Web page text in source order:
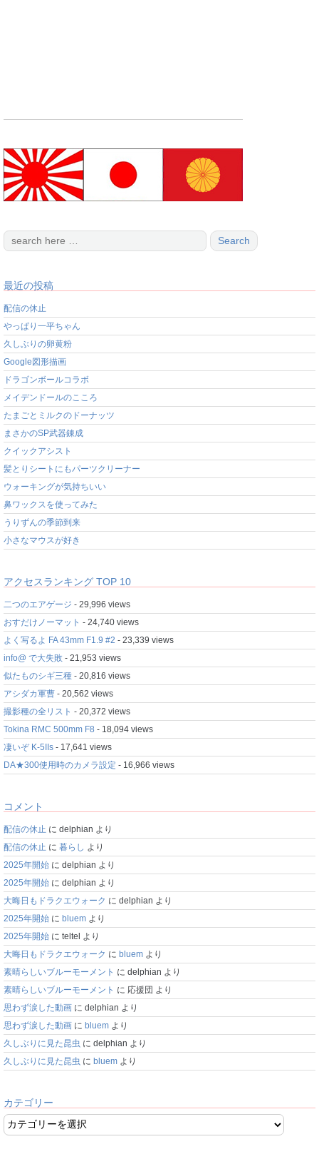
最近の投稿
配信の休止
やっぱり一平ちゃん
久しぶりの卵黄粉
Google図形描画
ドラゴンボールコラボ
メイデンドールのこころ
たまごとミルクのドーナッツ
まさかのSP武器錬成
クイックアシスト
髪とりシートにもパーツクリーナー
ウォーキングが気持ちいい
鼻ワックスを使ってみた
うりずんの季節到来
小さなマウスが好き
アクセスランキング TOP 10
二つのエアゲージ - 29,996 views
おすだけノーマット - 24,740 views
よく写るよ FA 43mm F1.9 #2 - 23,339 views
info@ で大失敗 - 21,953 views
似たものシギ三種 - 20,816 views
アシダカ軍曹 - 20,562 views
撮影種の全リスト - 20,372 views
Tokina RMC 500mm F8 - 18,094 views
凄いぞ K-5IIs - 17,641 views
DA★300使用時のカメラ設定 - 16,966 views
コメント
配信の休止 に delphian より
配信の休止 に 暮らし より
2025年開始 に delphian より
2025年開始 に delphian より
大晦日もドラクエウォーク に delphian より
2025年開始 に bluem より
2025年開始 に teltel より
大晦日もドラクエウォーク に bluem より
素晴らしいブルーモーメント に delphian より
素晴らしいブルーモーメント に 応援団 より
思わず涙した動画 に delphian より
思わず涙した動画 に bluem より
久しぶりに見た昆虫 に delphian より
久しぶりに見た昆虫 に bluem より
カテゴリー